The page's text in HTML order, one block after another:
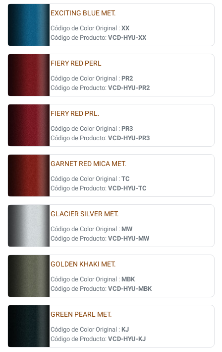
EXCITING BLUE MET.
Código de Color Original : XX
Código de Producto: VCD-HYU-XX
FIERY RED PERL
Código de Color Original : PR2
Código de Producto: VCD-HYU-PR2
FIERY RED PRL.
Código de Color Original : PR3
Código de Producto: VCD-HYU-PR3
GARNET RED MICA MET.
Código de Color Original : TC
Código de Producto: VCD-HYU-TC
GLACIER SILVER MET.
Código de Color Original : MW
Código de Producto: VCD-HYU-MW
GOLDEN KHAKI MET.
Código de Color Original : MBK
Código de Producto: VCD-HYU-MBK
GREEN PEARL MET.
Código de Color Original : KJ
Código de Producto: VCD-HYU-KJ